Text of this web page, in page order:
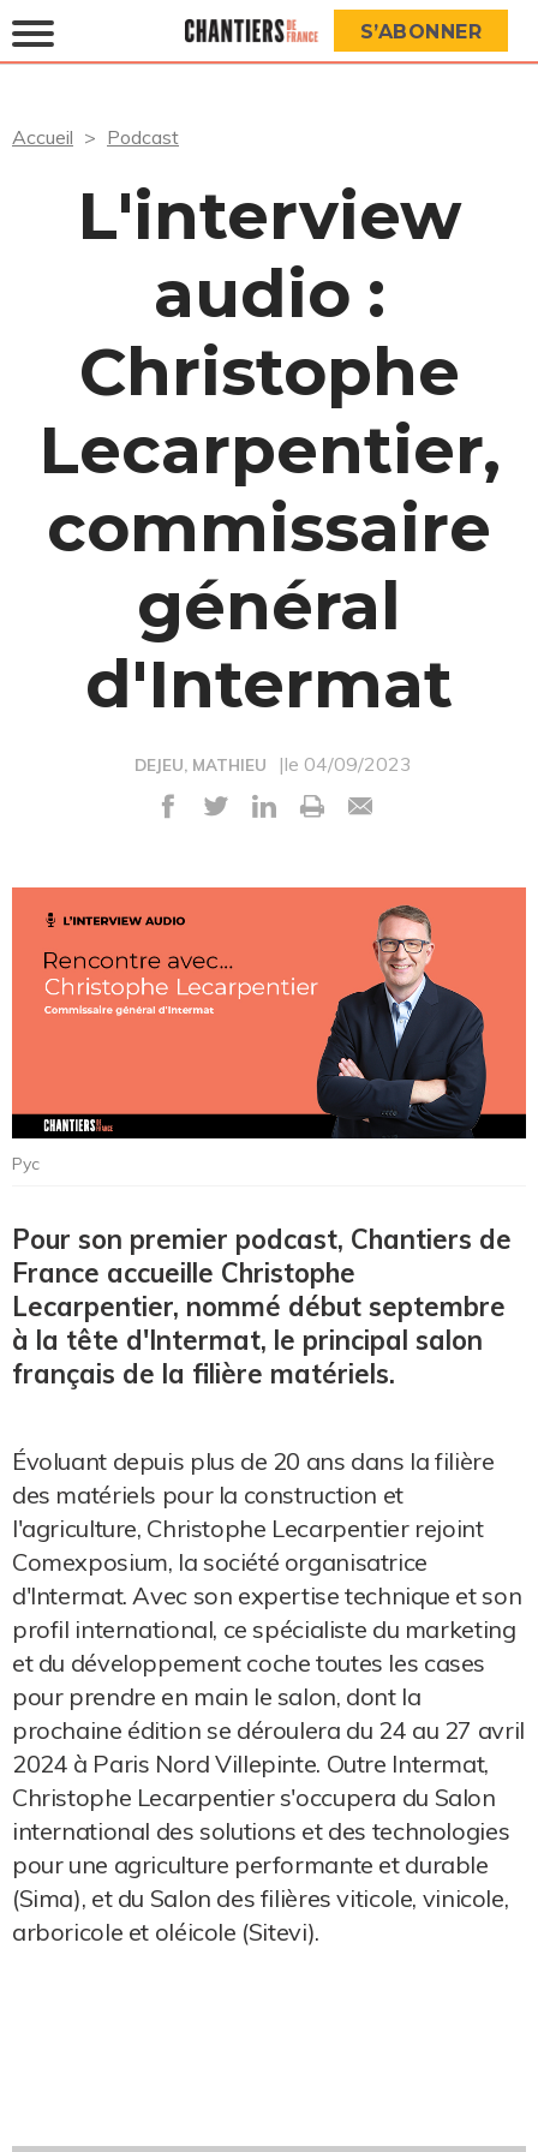
S’ABONNER
Accueil Podcast
L'interview
audio :
Christophe
Lecarpentier,
commissaire
général
d'Intermat
DEJEU, MATHIEU |le 04/09/2023
Pyc
Pour son premier podcast, Chantiers de
France accueille Christophe
Lecarpentier, nommé début septembre
à la tête d'Intermat, le principal salon
français de la filière matériels.
Évoluant depuis plus de 20 ans dans la filière
des matériels pour la construction et
l'agriculture, Christophe Lecarpentier rejoint
Comexposium, la société organisatrice
d'Intermat. Avec son expertise technique et son
profil international, ce spécialiste du marketing
et du développement coche toutes les cases
pour prendre en main le salon, dont la
prochaine édition se déroulera du 24 au 27 avril
2024 à Paris Nord Villepinte. Outre Intermat,
Christophe Lecarpentier s'occupera du Salon
international des solutions et des technologies
pour une agriculture performante et durable
(Sima), et du Salon des filières viticole, vinicole,
arboricole et oléicole (Sitevi).